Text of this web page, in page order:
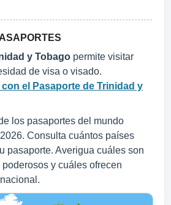
y Tobago permite visitar
de visa o visado.
el Pasaporte de Trinidad y
los pasaportes del mundo
Consulta cuántos países
pasaporte. Averigua cuáles son
poderosos y cuáles ofrecen